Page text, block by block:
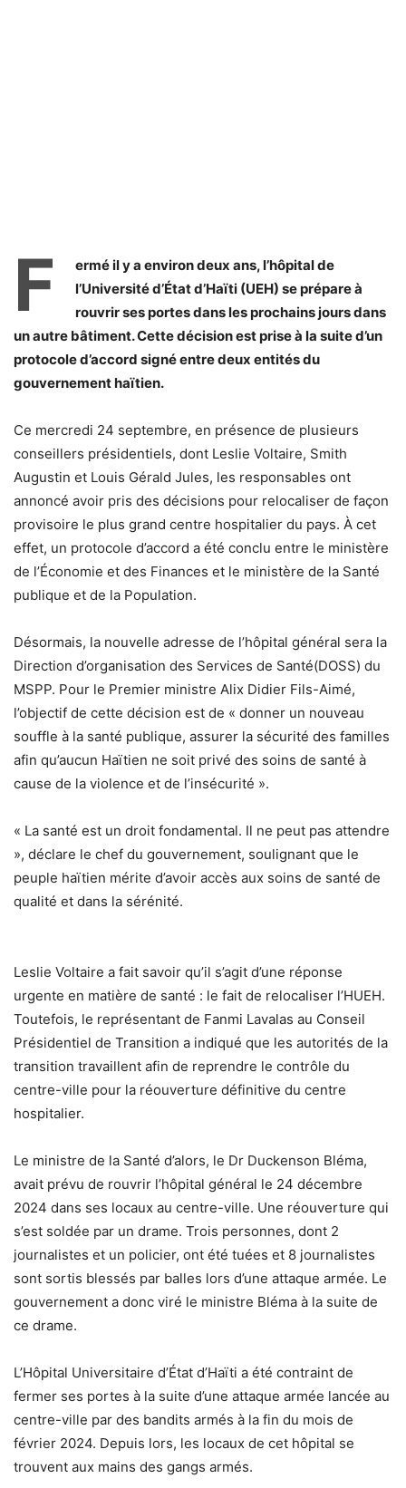
F
ermé il y a environ deux ans, l’hôpital de
l’Université d’État d’Haïti (UEH) se prépare à
rouvrir ses portes dans les prochains jours dans
un autre bâtiment. Cette décision est prise à la suite d’un
protocole d’accord signé entre deux entités du
gouvernement haïtien.
Ce mercredi 24 septembre, en présence de plusieurs
conseillers présidentiels, dont Leslie Voltaire, Smith
Augustin et Louis Gérald Jules, les responsables ont
annoncé avoir pris des décisions pour relocaliser de façon
provisoire le plus grand centre hospitalier du pays. À cet
effet, un protocole d’accord a été conclu entre le ministère
de l’Économie et des Finances et le ministère de la Santé
publique et de la Population.
Désormais, la nouvelle adresse de l’hôpital général sera la
Direction d’organisation des Services de Santé(DOSS) du
MSPP. Pour le Premier ministre Alix Didier Fils-Aimé,
l’objectif de cette décision est de « donner un nouveau
souffle à la santé publique, assurer la sécurité des familles
afin qu’aucun Haïtien ne soit privé des soins de santé à
cause de la violence et de l’insécurité ».
« La santé est un droit fondamental. Il ne peut pas attendre
», déclare le chef du gouvernement, soulignant que le
peuple haïtien mérite d’avoir accès aux soins de santé de
qualité et dans la sérénité.
Leslie Voltaire a fait savoir qu’il s’agit d’une réponse
urgente en matière de santé : le fait de relocaliser l’HUEH.
Toutefois, le représentant de Fanmi Lavalas au Conseil
Présidentiel de Transition a indiqué que les autorités de la
transition travaillent afin de reprendre le contrôle du
centre-ville pour la réouverture définitive du centre
hospitalier.
Le ministre de la Santé d’alors, le Dr Duckenson Bléma,
avait prévu de rouvrir l’hôpital général le 24 décembre
2024 dans ses locaux au centre-ville. Une réouverture qui
s’est soldée par un drame. Trois personnes, dont 2
journalistes et un policier, ont été tuées et 8 journalistes
sont sortis blessés par balles lors d’une attaque armée. Le
gouvernement a donc viré le ministre Bléma à la suite de
ce drame.
L’Hôpital Universitaire d’État d’Haïti a été contraint de
fermer ses portes à la suite d’une attaque armée lancée au
centre-ville par des bandits armés à la fin du mois de
février 2024. Depuis lors, les locaux de cet hôpital se
trouvent aux mains des gangs armés.